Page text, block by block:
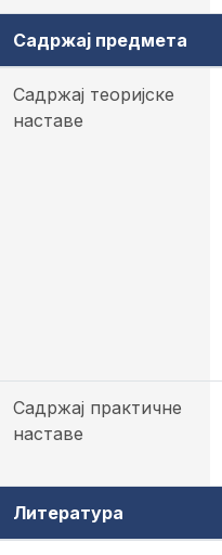
Садржај предмета
Садржај теоријске
наставе
Садржај практичне
наставе
Литература